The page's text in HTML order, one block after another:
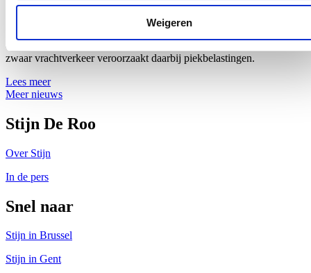
Weigeren
Bewoners van de Beekstraat in Drongen trekken aan de alarmbel
inzake de leefbaarheid van hun straat. De bezorgdheden situeren
overdag als ’s nachts boven de aanbevolen drempelwaarden. Vooral
zwaar vrachtverkeer veroorzaakt daarbij piekbelastingen.
Lees meer
Meer nieuws
Stijn De Roo
Over Stijn
In de pers
Snel naar
Stijn in Brussel
Stijn in Gent